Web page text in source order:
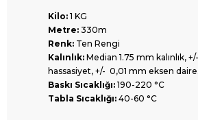
Kilo: 1 KG
Metre: 330m
Renk: Ten Rengi
Kalınlık: Median 1.75 mm kalınlık,
hassasiyet, +/- 0,01 mm eksen
Baskı Sıcaklığı: 190-220 °C
Tabla Sıcaklığı: 40-60 °C